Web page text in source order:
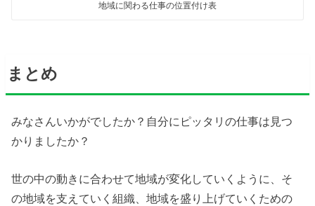
地域に関わる仕事の位置付け表
まとめ
みなさんいかがでしたか？自分にピッタリの仕事は見つ
かりましたか？
世の中の動きに合わせて地域が変化していくように、そ
の地域を支えていく組織、地域を盛り上げていくための